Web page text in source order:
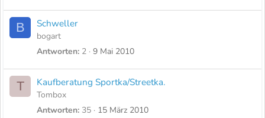
B Schweller
bogart
Antworten 2 9 Mai 2010
T Kaufberatung Sportka/Streetka.
Tombox
Antworten 35 15 März 2010